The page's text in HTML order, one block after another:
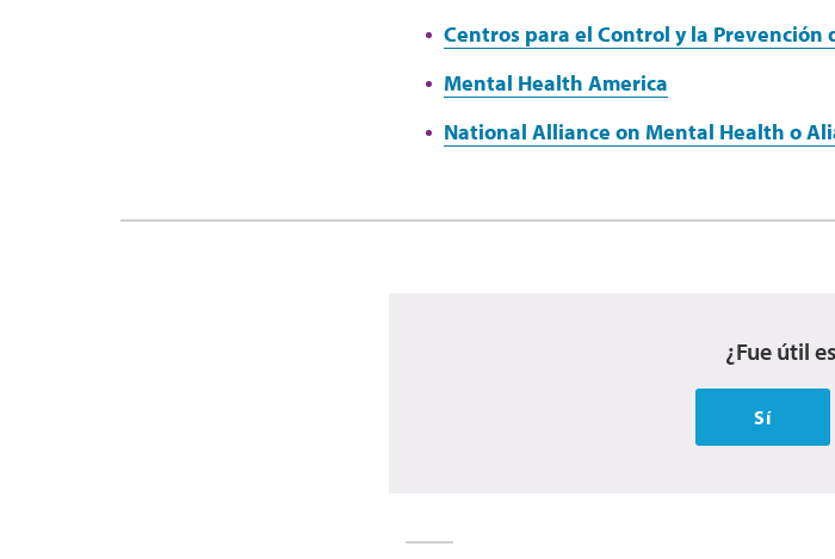
Centros para el Control y la Prevención
Mental Health America
National Alliance on Mental Health o
¿Fue útil
Sí